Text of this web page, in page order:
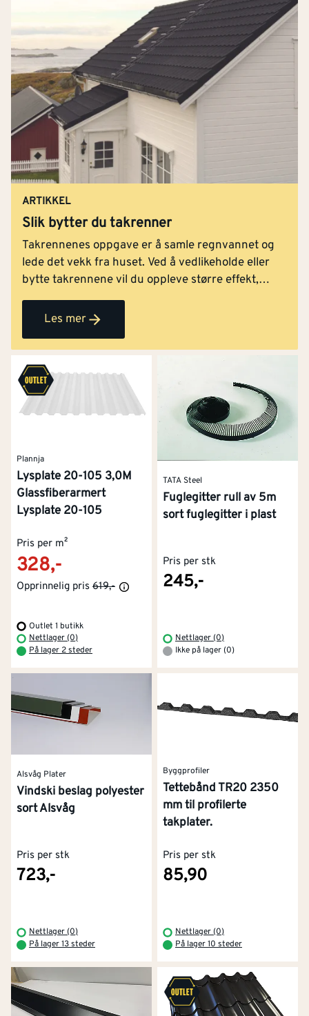
ARTIKKEL
Slik bytter du takrenner
Takrennenes oppgave er å samle regnvannet og
lede det vekk fra huset. Ved å vedlikeholde eller
bytte takrennene vil du oppleve større effekt,
samtidig som fasaden får et løft. Vi viser deg
hvordan du bytter takrenner - steg for steg.
Les mer
Plannja
Lysplate 20-105 3,0M
Glassfiberarmert
Lysplate 20-105
Pris per m²
328,-
Opprinnelig pris 619,-
Outlet 1 butikk
Nettlager (0)
På lager 2 steder
TATA Steel
Fuglegitter rull av 5m
sort fuglegitter i plast
Pris per stk
245,-
Nettlager (0)
Ikke på lager (0)
Alsvåg Plater
Vindski beslag polyester
sort Alsvåg
Pris per stk
723,-
Nettlager (0)
På lager 13 steder
Byggprofiler
Tettebånd TR20 2350
mm til profilerte
takplater.
Pris per stk
85,90
Nettlager (0)
På lager 10 steder